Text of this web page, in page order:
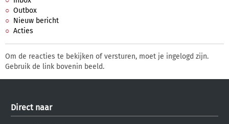
Outbox
Nieuw bericht
Acties
Om de reacties te bekijken of versturen, moet je ingelogd zijn.
Gebruik de link bovenin beeld.
Direct naar